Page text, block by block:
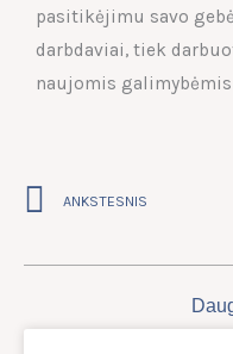
pasitikėjimu savo
darbdaviai, tiek
naujomis
Prev
ANKSTESNIS